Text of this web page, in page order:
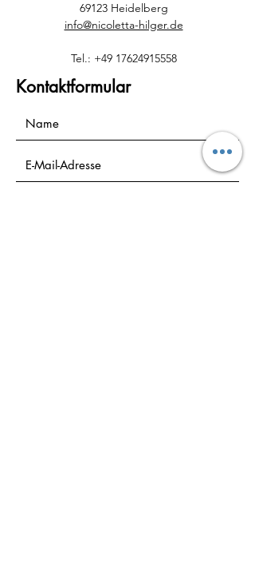
69123 Heidelberg
info@nicoletta-hilger.de
Tel.: +49 17624915558
Kontaktformular